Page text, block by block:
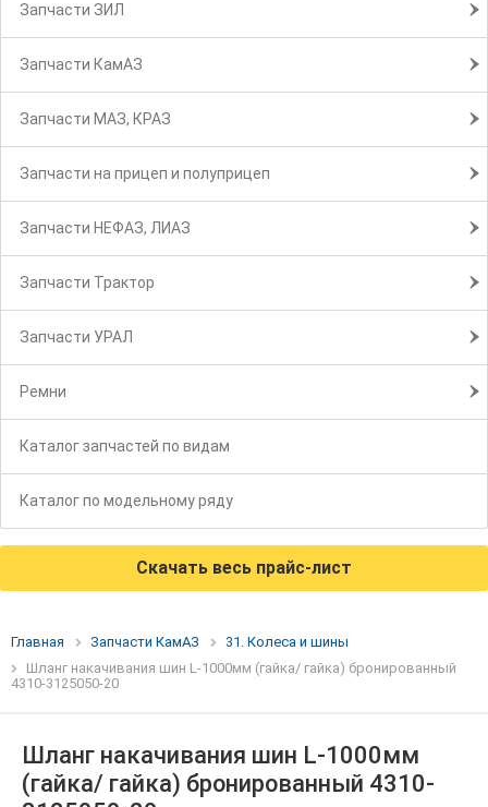
Запчасти ЗИЛ
Запчасти КамАЗ
Запчасти МАЗ, КРАЗ
Запчасти на прицеп и полуприцеп
Запчасти НЕФАЗ, ЛИАЗ
Запчасти Трактор
Запчасти УРАЛ
Ремни
Каталог запчастей по видам
Каталог по модельному ряду
Скачать весь прайс-лист
Главная Запчасти КамАЗ
31. Колеса и шины
Шланг накачивания шин L-1000мм (гайка/ гайка) бронированный
4310-3125050-20
Шланг накачивания шин L-1000мм
(гайка/ гайка) бронированный 4310-